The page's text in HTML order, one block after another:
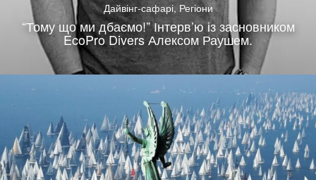
Дайвінг-сафарі, Регіони
“Тому що ми дбаємо!” Інтерв’ю із засновником
EcoPro Divers Алексом Раушем.